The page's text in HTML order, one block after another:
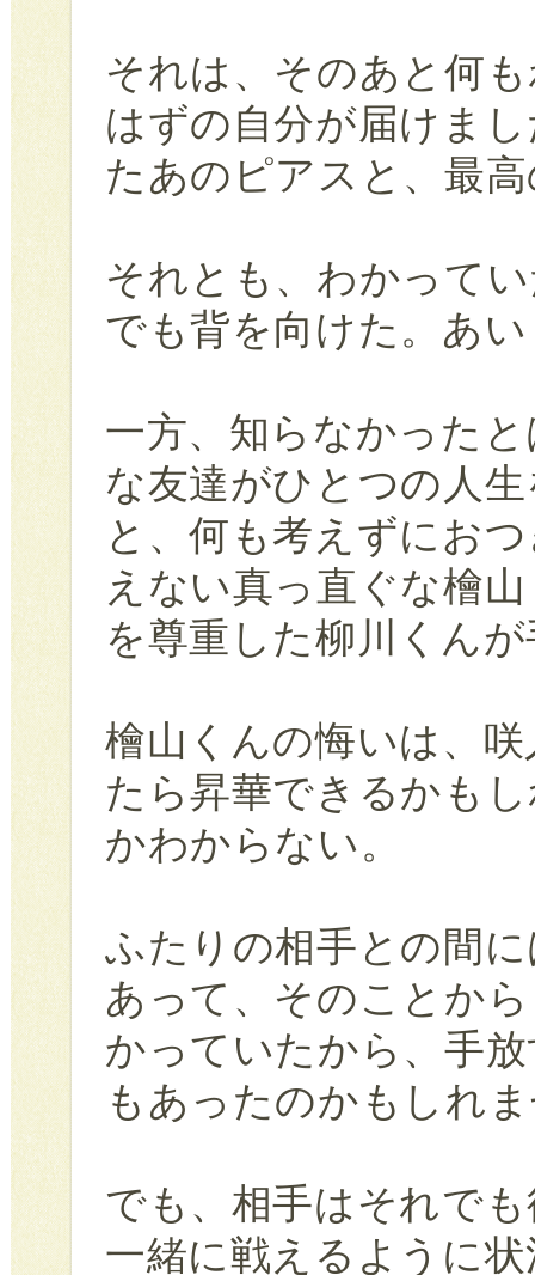
それは、そのあと何
はずの自分が届けま
たあのピアスと、最
それとも、わかって
でも背を向けた。あ
一方、知らなかった
な友達がひとつの人
と、何も考えずにお
えない真っ直ぐな檜
を尊重した柳川くん
檜山くんの悔いは、
たら昇華できるかも
かわからない。
ふたりの相手との間
あって、そのことか
かっていたから、手
もあったのかもしれ
でも、相手はそれで
一緒に戦えるように